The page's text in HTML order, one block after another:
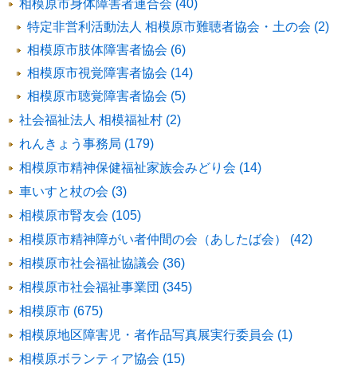
相模原市身体障害者連合会 (40)
特定非営利活動法人 相模原市難聴者協会・土の会 (2)
相模原市肢体障害者協会 (6)
相模原市視覚障害者協会 (14)
相模原市聴覚障害者協会 (5)
社会福祉法人 相模福祉村 (2)
れんきょう事務局 (179)
相模原市精神保健福祉家族会みどり会 (14)
車いすと杖の会 (3)
相模原市腎友会 (105)
相模原市精神障がい者仲間の会（あしたば会） (42)
相模原市社会福祉協議会 (36)
相模原市社会福祉事業団 (345)
相模原市 (675)
相模原地区障害児・者作品写真展実行委員会 (1)
相模原ボランティア協会 (15)